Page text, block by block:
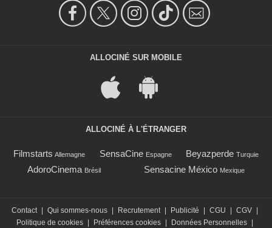
ALLOCINÉ SUR MOBILE
ALLOCINÉ À L'ÉTRANGER
Filmstarts Allemagne SensaCine Espagne Beyazperde Turquie
AdoroCinema Brésil Sensacine México Mexique
Contact Qui sommes-nous Recrutement Publicité CGU CGV
Politique de cookies
Préférences cookies Données Personnelles